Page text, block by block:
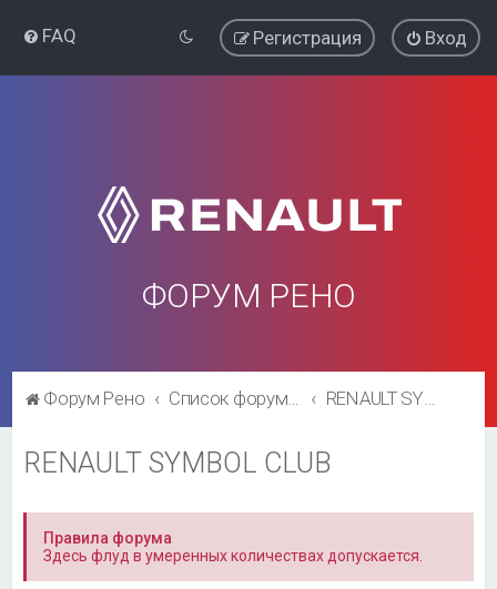
FAQ Вход
Регистрация
ФОРУМ РЕНО
Форум Рено Список форумов RENAULT SYMBOL CLUB
RENAULT SYMBOL CLUB
Правила форума
Здесь флуд в умеренных количествах допускается.